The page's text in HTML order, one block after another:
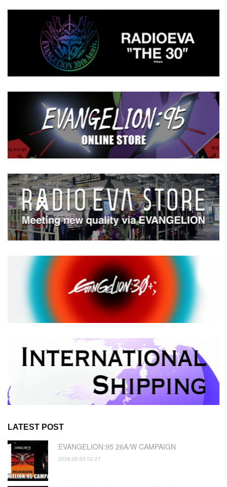
LATEST POST
EVANGELION:95 26A/W CAMPAIGN
2026.08.05 02:27